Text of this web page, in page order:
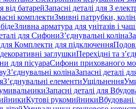
батарейЗапасні деталі для З
комплектиЗмивні патрубки,
Зливна арматура для унітазів і
для СифониЗ’єднувальні коліна
для Комплекти для підключення
заглушкиПерехідні та
для пісуараСифони прихованого
З’єднувальні колінаЗапасні деталі
З’єднувальні елементиУщільнення
Запасні деталі для
Кутові рукомийники